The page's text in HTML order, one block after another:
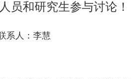
员和研究生参与讨论！
系人：李慧